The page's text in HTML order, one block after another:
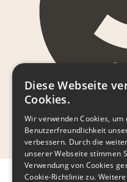
Diese Webseite
Cookies.
Wir verwenden Cookies, um
Benutzerfreundlichkeit
verbessern. Durch die
unserer Webseite stimmen
Verwendung von Cookies
Cookie-Richtlinie zu.